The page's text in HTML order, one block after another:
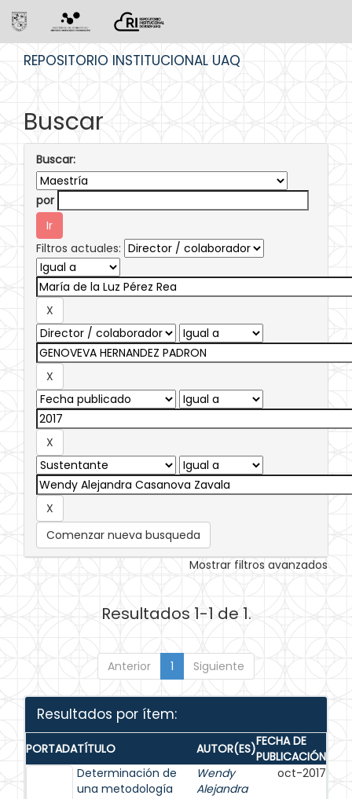
REPOSITORIO INSTITUCIONAL UAQ
Buscar
Buscar:
por
Filtros actuales:
Comenzar nueva busqueda
Mostrar filtros avanzados
Resultados 1-1 de 1.
Anterior 1 Siguiente
Resultados por ítem:
PORTADATÍTULO AUTOR(ES)FECHA DE
PUBLICACIÓN
Determinación de
una metodología
Wendy
Alejandra
oct-2017